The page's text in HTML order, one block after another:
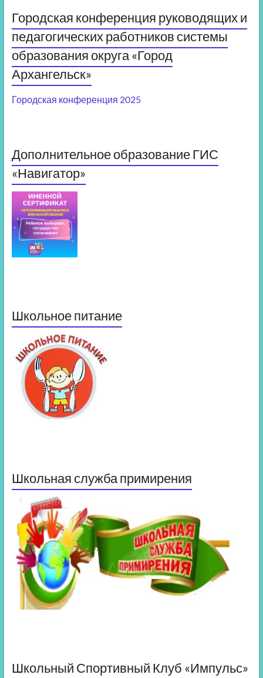
Городская конференция руководящих и
педагогических работников системы
образования округа «Город
Архангельск»
Городская конференция 2025
Дополнительное образование ГИС
«Навигатор»
Школьное питание
Школьная служба примирения
Школьный Спортивный Клуб «Импульс»